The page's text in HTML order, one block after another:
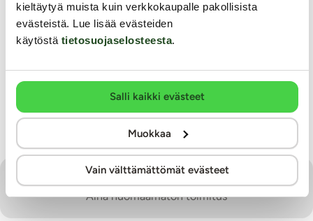
kieltäytyä muista kuin verkkokaupalle pakollisista
evästeistä. Lue lisää evästeiden
käytöstä tietosuojaselosteesta.
Salli kaikki evästeet
Muokkaa
Vain välttämättömät evästeet
Laadukkaat SEI MIO:n sidontatuotteet
nyt yksinoikeudella Kaalimadolta!
Katso kaikki tarjoukset
Aina huomaamaton toimitus